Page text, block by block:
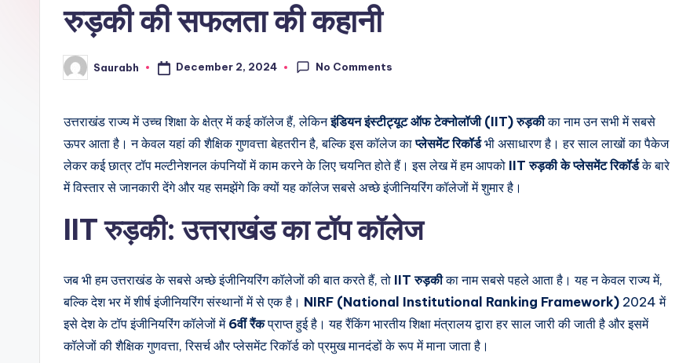
विश्वरुड़की की सफलता की कहानी
Posted
by
Saurabh December 2, 2024 No Comments
उत्तराखंड राज्य में उच्च शिक्षा के क्षेत्र में कई कॉलेज हैं, लेकिनइंडियन इंस्टीट्यूट ऑफ टेक्नोलॉजी (IIT) रुड़कीका नाम उन सभी में सबसे
ऊपर आता है। न केवल यहां की शैक्षिक गुणवत्ता बेहतरीन है, बल्कि इस कॉलेज काप्लेसमेंट रिकॉर्डभी असाधारण है। हर साल लाखों का पैकेज
लेकर कई छात्र टॉप मल्टीनेशनल कंपनियों में काम करने के लिए चयनित होते हैं। इस लेख में हम आपको IIT रुड़की के प्लेसमेंट रिकॉर्डके बारे
में विस्तार से जानकारी देंगे और यह समझेंगे कि क्यों यह कॉलेज सबसे अच्छे इंजीनियरिंग कॉलेजों में शुमार है।
IIT रुड़की: उत्तराखंड का टॉप कॉलेज
जब भी हम उत्तराखंड के सबसे अच्छे इंजीनियरिंग कॉलेजों की बात करते हैं, तो IIT रुड़कीका नाम सबसे पहले आता है। यह न केवल राज्य में,
बल्कि देश भर में शीर्ष इंजीनियरिंग संस्थानों में से एक है। NIRF (National Institutional Ranking Framework) 2024 में
इसे देश के टॉप इंजीनियरिंग कॉलेजों में 6वीं रैंकप्राप्त हुई है। यह रैंकिंग भारतीय शिक्षा मंत्रालय द्वारा हर साल जारी की जाती है और इसमें
कॉलेजों की शैक्षिक गुणवत्ता, रिसर्च और प्लेसमेंट रिकॉर्ड को प्रमुख मानदंडों के रूप में माना जाता है।